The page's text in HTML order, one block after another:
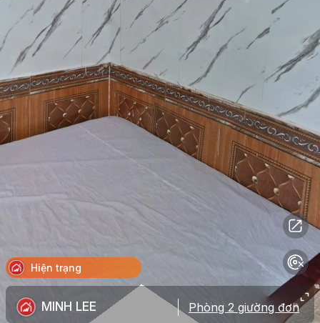
Hiện trạng
MINH LEE Phòng 2 giường đơn